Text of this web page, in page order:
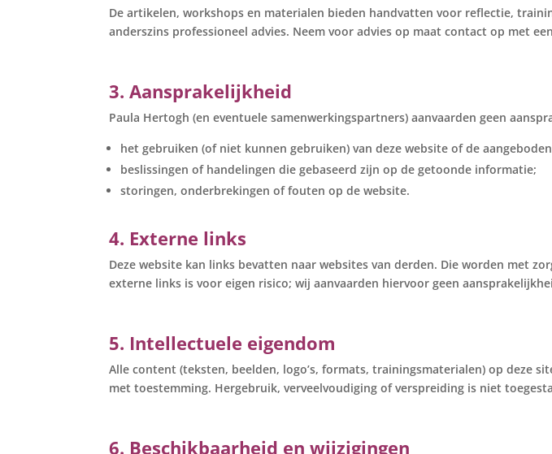
De artikelen, workshops en materialen bieden handvatten voor reflectie,
anderszins professioneel advies. Neem voor advies op maat contact op met
3. Aansprakelijkheid
Paula Hertogh (en eventuele samenwerkingspartners) aanvaarden geen
het gebruiken (of niet kunnen gebruiken) van deze website of de
beslissingen of handelingen die gebaseerd zijn op de getoonde informatie;
storingen, onderbrekingen of fouten op de website.
4. Externe links
Deze website kan links bevatten naar websites van derden. Die worden met
externe links is voor eigen risico; wij aanvaarden hiervoor geen
5. Intellectuele eigendom
Alle content (teksten, beelden, logo’s, formats, trainingsmaterialen) op deze
met toestemming. Hergebruik, verveelvoudiging of verspreiding is niet
6. Beschikbaarheid en wijzigingen